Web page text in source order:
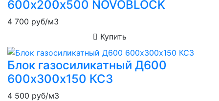
600х200х500 NOVOBLOCK
4 700 руб/м3
Купить
Блок газосиликатный Д600
600х300х150 КСЗ
4 500 руб/м3